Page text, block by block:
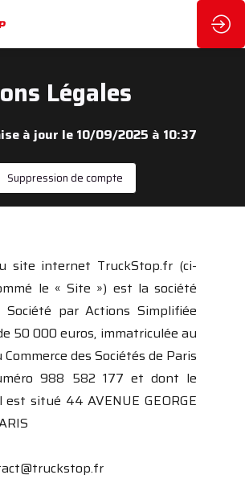
Légales
à jour le 10/09/2025 à 10:37
Suppression de compte
site internet TruckStop.fr (ci-
le « Site ») est la société
Société par Actions Simplifiée
50 000 euros, immatriculée au
des Sociétés de Paris
988 582 177 et dont le
est situé 44 AVENUE GEORGE